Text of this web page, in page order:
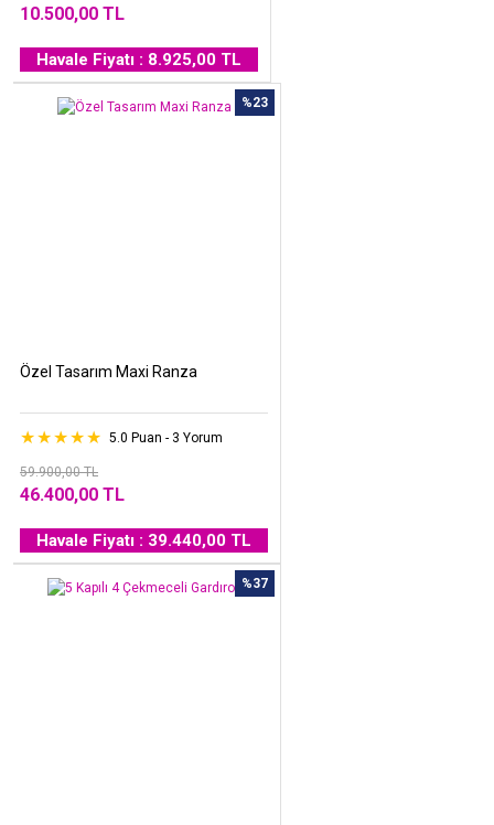
10.500,00 TL
Havale Fiyatı : 8.925,00 TL
%23
Özel Tasarım Maxi Ranza
5.0 Puan - 3 Yorum
59.900,00 TL
46.400,00 TL
Havale Fiyatı : 39.440,00 TL
%37